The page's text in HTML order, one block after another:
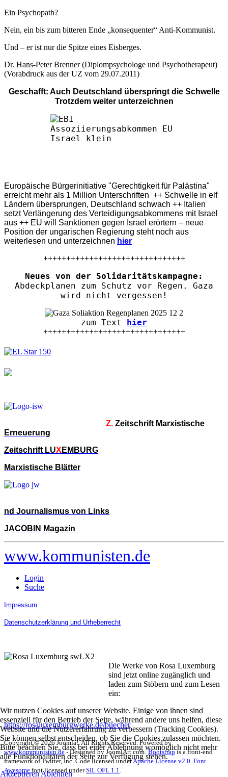
Ein Psychopath?
Nein, ein bis zum bitteren Ende „konsequenter“ Anti-Kommunist.
Und – er ist nur die Spitze eines Eisberges.
Dr. Hans-Peter Brenner (Diplompsychologe und Psychotherapeut)
(Vorabdruck aus der UZ vom 29.07.2011)
Geschafft: Auch Deutschland überspringt die Schwelle
Trotzdem weiter unterzeichnen
Europäische Bürgerinitiative "Gerechtigkeit für Palästina"
erreicht mehr als 1 Million Unterschriften ++ Schwelle in elf
Ländern übersprungen, Deutschland schwach ++ Italien
setzt Verlängerung des Verteidigungsabkommens mit Israel
aus ++ EU will Sanktionen gegen Israel erörtern – neue
Position der ungarischen Regierung steht noch aus
weiterlesen und unterzeichnen hier
+++++++++++++++++++++++++++++++
Neues von der Solidaritätskampagne:
Abdeckplanen zum Schutz vor Regen. Gaza
wird nicht vergessen!
zum Text hier
+++++++++++++++++++++++++++++++
Z. Zeitschrift Marxistische
Erneuerung
Zeitschrift LUX EMBURG
Marxistische Blätter
nd Journalismus von Links
JACOBIN Magazin
www.kommunisten.de
Login
Suche
Impressum
Datenschutzerklärung und Urheberrecht
Die Werke von Rosa Luxemburg
sind jetzt online zugänglich und
laden zum Stöbern und zum Lesen
ein:
https://rosaluxemburgwerke.de/buecher
Copyright © 2026 Joomla!. All Rights Reserved. Powered by
www.kommunisten.de- Designed by JoomlArt.com. Bootstrapis a front-end
framework of Twitter, Inc. Code licensed underApache License v2.0 Font
Awesome font licensed underSIL OFL 1.1
Wir nutzen Cookies auf unserer Website. Einige von ihnen sind
essenziell für den Betrieb der Seite, während andere uns helfen, diese
Website und die Nutzererfahrung zu verbessern (Tracking Cookies).
Sie können selbst entscheiden, ob Sie die Cookies zulassen möchten.
Bitte beachten Sie, dass bei einer Ablehnung womöglich nicht mehr
alle Funktionalitäten der Seite zur Verfügung stehen.
AkzeptierenAblehnen